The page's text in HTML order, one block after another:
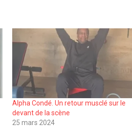
Alpha Condé. Un retour musclé sur le
devant de la scène
25 mars 2024